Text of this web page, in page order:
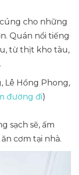
cho những
Quán nổi tiếng
từ thịt kho tàu,
Lê Hồng Phong,
đường đi)
sạch sẽ, ấm
cơm tại nhà.